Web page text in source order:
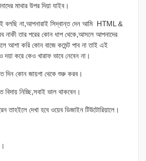
মাথার উপর দিয়া যাইব।
না,আপনারাই সিদ্বান্ত দেন আমি HTML &
নাকী তার পরের কোন ধাপ থেকে,আসলে আপনাদের
আশা করি কোন বাজে কমেন্ট পাব না তাই এই
করে কেও খারাফ ভাবে নেবেন না।
দিন কোন জায়গা থেকে শুরু করব।
নিচ্ছি,সবাই ভাল থাকবেন।
তাহইলে দেখা হবে ওয়েব ডিজাইন টিউটোরিয়ালে।